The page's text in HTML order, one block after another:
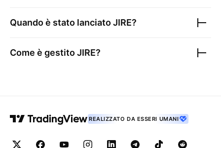
Quando è stato lanciatoJIRE?
Come è gestitoJIRE?
REALIZZATO DA ESSERI UMANI